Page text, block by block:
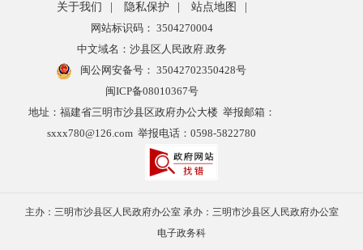
关于我们 隐私保护 站点地图
网站标识码： 3504270004
中文域名：沙县区人民政府.政务
闽公网安备号： 35042702350428号
闽ICP备08010367号
地址：福建省三明市沙县区政府办公大楼 举报邮箱：
sxxx780@126.com 举报电话：0598-5822780
主办：三明市沙县区人民政府办公室 承办：三明市沙县区人民政府办公室
电子政务科